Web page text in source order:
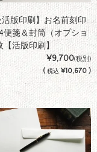
活版印刷】お名前刻印
箋＆封筒（オプショ
活版印刷】
¥9,700(税別)
( 税込 ¥10,670 )